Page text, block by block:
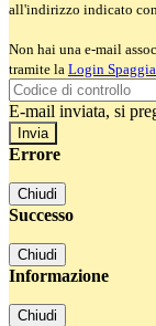
all'indirizzo indicato
Non hai una e-mail
tramite la Login
E-mail inviata, si
Errore
Chiudi
Successo
Chiudi
Informazione
Chiudi